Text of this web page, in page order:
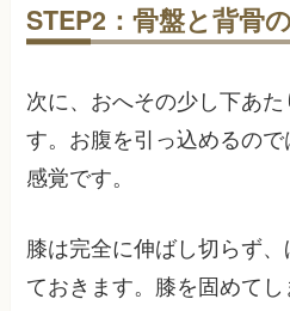
STEP2：骨盤と背骨
次に、おへその少し下あ
す。お腹を引っ込めるの
感覚です。
膝は完全に伸ばし切らず
ておきます。膝を固めて